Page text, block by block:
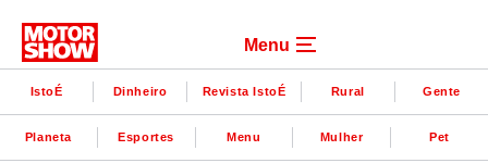
Menu
IstoÉ Dinheiro Revista IstoÉ Rural Gente
Planeta Esportes Menu Mulher Pet